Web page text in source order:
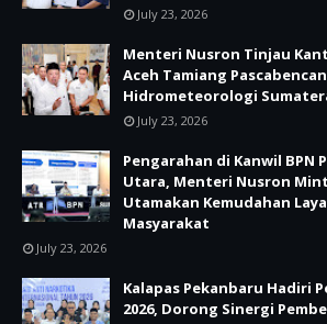
July 23, 2026
Menteri Nusron Tinjau
Aceh Tamiang
Hidrometeorologi
July 23, 2026
Pengarahan di Kanwil BPN
Utara, Menteri Nusron
Utamakan Kemudahan
Masyarakat
July 23, 2026
Kalapas Pekanbaru Hadiri
2026, Dorong Sinergi